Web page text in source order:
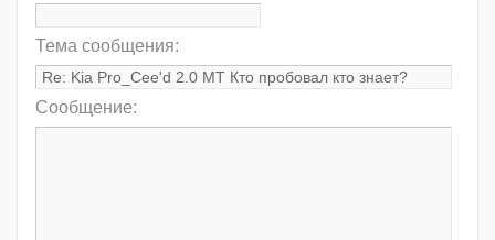
Тема сообщения:
Сообщение: